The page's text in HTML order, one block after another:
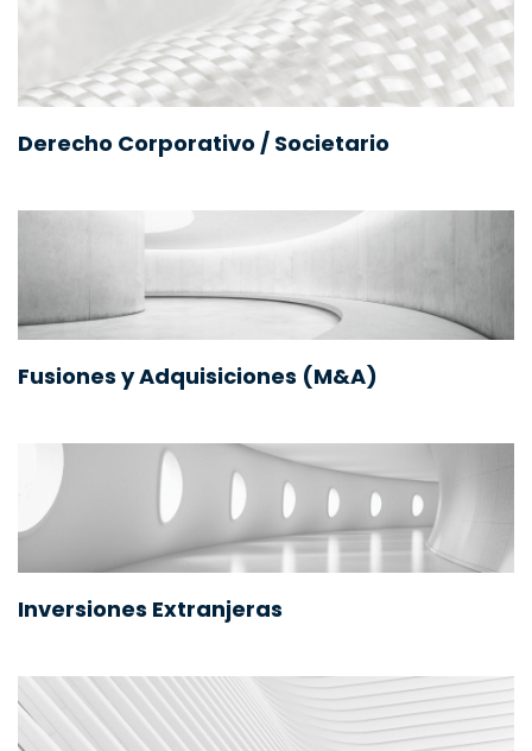
Derecho Corporativo / Societario
Fusiones y Adquisiciones (M&A)
Inversiones Extranjeras